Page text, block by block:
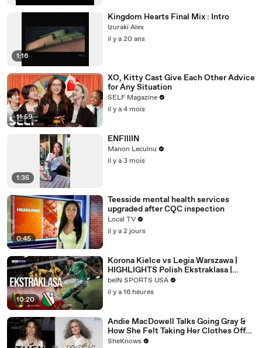
1:16
Kingdom Hearts Final Mix : Intro
Izuraki Alex
il y a 20 ans
11:59
XO, Kitty Cast Give Each Other Advice
for Any Situation
SELF Magazine
il y a 4 mois
1:35
ENFIIIIN
Manon Leculnu
il y a 3 mois
0:45
Teesside mental health services
upgraded after CQC inspection
Local TV
il y a 2 jours
10:20
Korona Kielce vs Legia Warszawa |
HIGHLIGHTS Polish Ekstraklasa |
08/08/2026 | beIN SPORTS USA
beIN SPORTS USA
il y a 16 heures
Andie MacDowell Talks Going Gray &
How She Felt Taking Her Clothes Off
on Camera at Age 65
SheKnows